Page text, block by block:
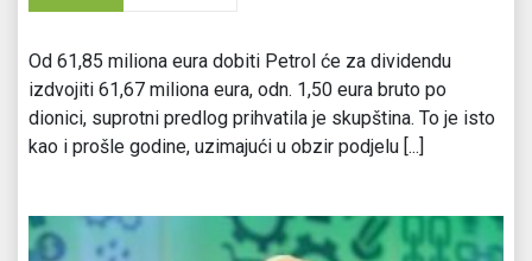
Od 61,85 miliona eura dobiti Petrol će za dividendu
izdvojiti 61,67 miliona eura, odn. 1,50 eura bruto po
dionici, suprotni predlog prihvatila je skupština. To je isto
kao i prošle godine, uzimajući u obzir podjelu [...]